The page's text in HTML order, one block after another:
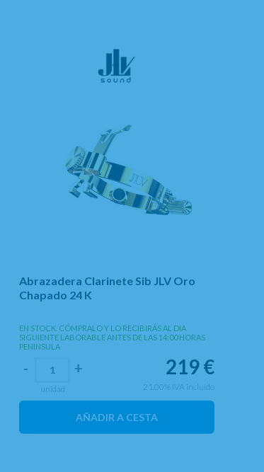
Abrazadera Clarinete Sib JLV Oro
Chapado 24 K
EN STOCK. CÓMPRALO Y LO RECIBIRÁS AL DIA
SIGUIENTE LABORABLE ANTES DE LAS 14:00 HORAS
PENINSULA
219€
21.00% IVA incluido
- +
unidad
AÑADIR A CESTA